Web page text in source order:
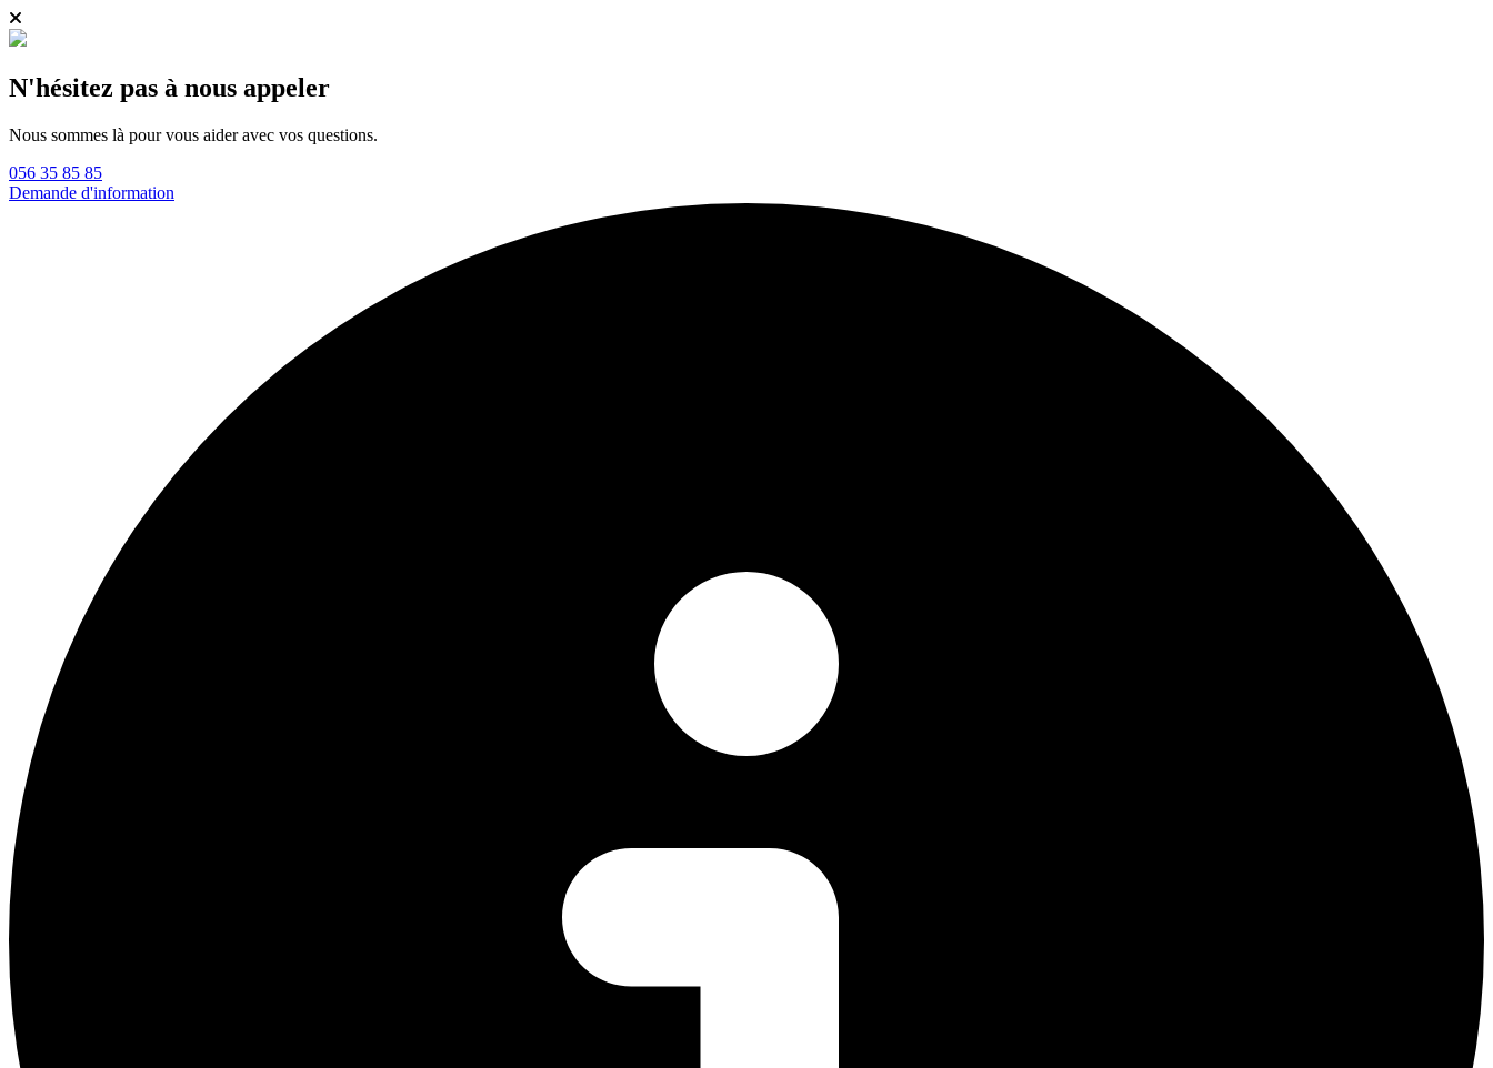
N'hésitez pas à nous appeler
Nous sommes là pour vous aider avec vos questions.
056 35 85 85
Demande d'information